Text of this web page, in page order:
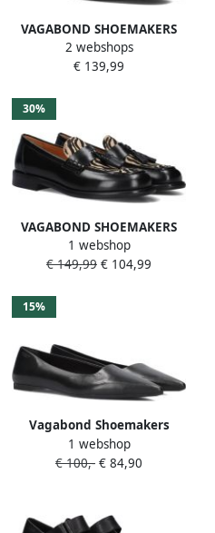
VAGABOND SHOEMAKERS
Dorah 001 Loafers
Instappers Dames Zwart
2 webshops
€ 139,99
30%
VAGABOND SHOEMAKERS
Linn 226 Loafers Dames
Instappers Zwart
1 webshop
€ 149,99 € 104,99
15%
Vagabond Shoemakers
Zwarte Ballerina's Hermine
001 Black Dames
1 webshop
€ 100,- € 84,90